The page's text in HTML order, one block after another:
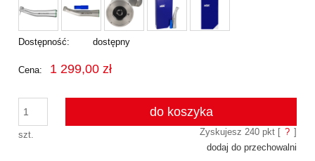
Dostępność: dostępny
Cena: 1 299,00 zł
szt.
do koszyka
Zyskujesz 240pkt [ ? ]
dodaj do przechowalni